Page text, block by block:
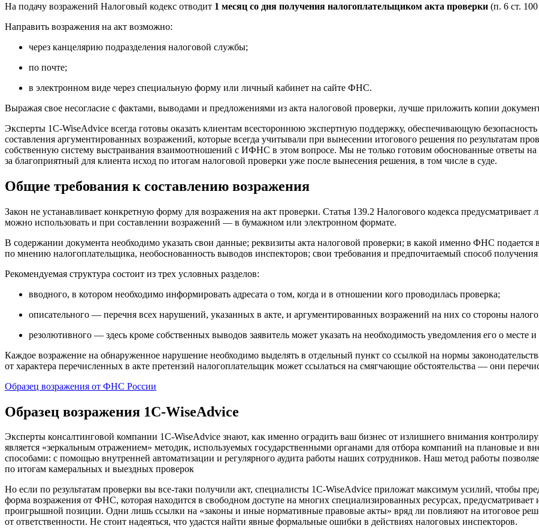
На подачу возражений Налоговый кодекс отводит 1 месяц со дня получения налогоплательщиком акта проверки (п. 6 ст.
Направить возражения на акт возможно:
через канцелярию подразделения налоговой службы;
по почте;
в электронном виде через специальную форму или личный кабинет на сайте ФНС.
Выражая свое несогласие с фактами, выводами и предложениями из акта налоговой проверки, лучше приложить копии
Эксперты 1С-WiseAdvice всегда готовы оказать клиентам всестороннюю экспертную поддержку, обеспечивающую
составления аргументированных возражений, которые всегда учитывали при вынесении итогового решения по результатам
собственную систему выстраивания взаимоотношений с ИФНС в этом вопросе. Мы не только готовим обоснованные ответы на
за благоприятный для клиента исход по итогам налоговой проверки уже после вынесения решения, в том числе в суде.
Общие требования к составлению возражения
Закон не устанавливает конкретную форму для возражения на акт проверки. Статья 139.2 Налогового кодекса
можно использовать и при составлении возражений — в бумажном или электронном формате.
В содержании документа необходимо указать свои данные; реквизиты акта налоговой проверки; в какой именно ФНС
по мнению налогоплательщика, необоснованность выводов инспекторов; свои требования и предпочитаемый способ получения
Рекомендуемая структура состоит из трех условных разделов:
вводного, в котором необходимо информировать адресата о том, когда и в отношении кого проводилась проверка;
описательного — перечня всех нарушений, указанных в акте, и аргументированных возражений на них со стороны
резолютивного — здесь кроме собственных выводов заявитель может указать на необходимость уведомления его о месте
Каждое возражение на обнаруженное нарушение необходимо выделять в отдельный пункт со ссылкой на нормы
от характера перечисленных в акте претензий налогоплательщик может ссылаться на смягчающие обстоятельства — они
Образец возражения от ФНС России
Образец возражения 1C-WiseAdvice
Эксперты консалтинговой компании 1C-WiseAdvice знают, как именно оградить ваш бизнес от излишнего внимания
является «зеркальным отражением» методик, используемых государственными органами для отбора компаний на плановые и
способами: с помощью внутренней автоматизации и регулярного аудита работы наших сотрудников. Наш метод работы
по итогам камеральных и выездных проверок
Но если по результатам проверки вы все-таки получили акт, специалисты 1C-WiseAdvice приложат максимум усилий, чтобы
форма возражения от ФНС, которая находится в свободном доступе на многих специализированных ресурсах,
проигрышной позиции. Одни лишь ссылки на «законы и иные нормативные правовые акты» вряд ли повлияют на итоговое
от ответственности. Не стоит надеяться, что удастся найти явные формальные ошибки в действиях налоговых инспекторов.